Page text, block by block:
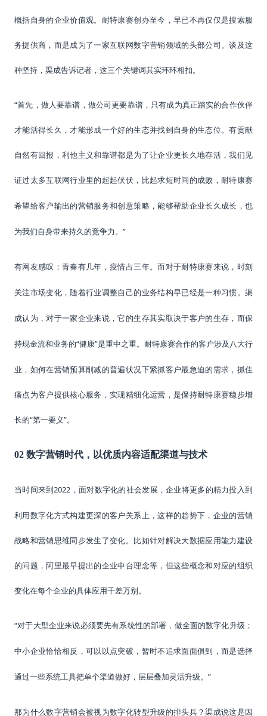
概括自身的企业价值观。耐特康赛创办至今，早已不再仅仅是搜索服
务提供商，而是成为了一家互联网数字营销领域的头部公司。谈及这
种坚持，渠成告诉记者，这三个关键词其实环环相扣。
“首先，做人要靠谱，做公司更要靠谱，只有成为真正踏实的合作伙伴
才能活得长久，才能形成一个好的生态并找到自身的生态位。有贡献
自然有回报，利他主义和靠谱都是为了让企业更长久地存活，我们见
证过太多互联网行业里的起起伏伏，比起求短时间的成败， 耐特康赛
希望给客户输出的营销服务和创意策略，能够帮助企业长久成长，也
为我们自身带来持久的竞争力。 ”
有网友感叹：青春有几年，疫情占三年。而对于耐特康赛来说，时刻
关注市场变化，随着行业调整自己的业务结构早已经是一种习惯。 渠
成认为，对于一家企业来说，它的生存其实取决于客户的生存，而保
持现金流和业务的“健康”是重中之重。耐特康赛合作的客户涉及八大行
业，如何在营销预算削减的普遍状况下紧抓客户最急迫的需求，抓住
痛点为客户提供核心服务，实现精细化运营，是保持耐特康赛稳步增
长的“第一要义”。
02 数字营销时代， 以优质内容适配渠道与技术
当时间来到2022，面对数字化的社会发展，企业将更多的精力投入到
利用数字化方式构建更深的客户关系上，这样的趋势下，企业的营销
战略和营销思维同步发生了变化。比如针对解决大数据应用能力建设
的问题，阿里最早提出的企业中台理念等，但这些概念和对应的组织
变化在每个企业的具体应用千差万别。
“对于大型企业来说必须要先有系统性的部署，做全面的数字化升级；
中小企业恰恰相反，可以以点突破，暂时不追求面面俱到，而是选择
通过一些系统工具把单个渠道做好，层层叠加灵活升级 。 ”
那为什么数字营销会被视为数字化转型升级的排头兵？渠成说这是因